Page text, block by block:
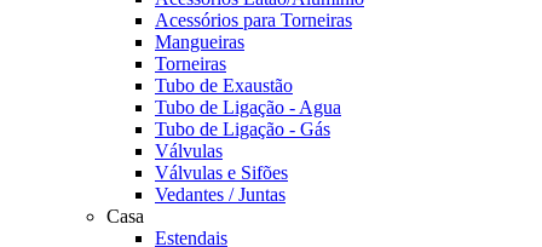
Acessórios para Torneiras
Mangueiras
Torneiras
Tubo de Exaustão
Tubo de Ligação - Agua
Tubo de Ligação - Gás
Válvulas
Válvulas e Sifões
Vedantes / Juntas
Casa
Estendais